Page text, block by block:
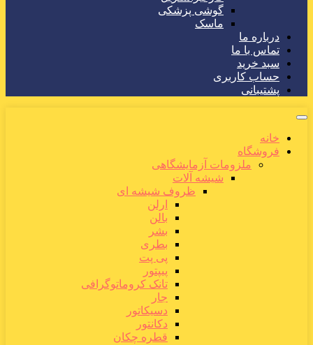
گوشی پزشکی
ماسک
درباره ما
تماس با ما
سبد خرید
حساب کاربری
پشتیبانی
خانه
فروشگاه
ملزومات آزمایشگاهی
شیشه آلات
ظروف شیشه ای
ارلن
بالن
بشر
بطری
پی پت
پیپتور
تانک کروماتوگرافی
جار
دسیکاتور
دکانتور
قطره چکان